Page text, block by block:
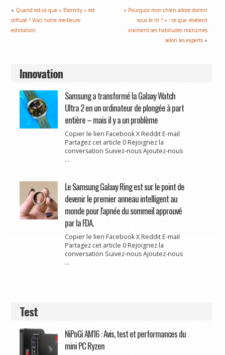
« Quand est-ce que « Eternity » est
diffusé ? Voici notre meilleure
estimation
« Pourquoi mon chien adore dormir
sous le lit ? » : ce que révèlent
vraiment ses habitudes nocturnes
selon les experts »
Innovation
Samsung a transformé la Galaxy Watch
Ultra 2 en un ordinateur de plongée à part
entière – mais il y a un problème
Copier le lien Facebook X Reddit E-mail
Partagez cet article 0 Rejoignez la
conversation Suivez-nous Ajoutez-nous
...
Le Samsung Galaxy Ring est sur le point de
devenir le premier anneau intelligent au
monde pour l'apnée du sommeil approuvé
par la FDA.
Copier le lien Facebook X Reddit E-mail
Partagez cet article 0 Rejoignez la
conversation Suivez-nous Ajoutez-nous
...
Test
NiPoGi AM16 : Avis, test et performances du
mini PC Ryzen